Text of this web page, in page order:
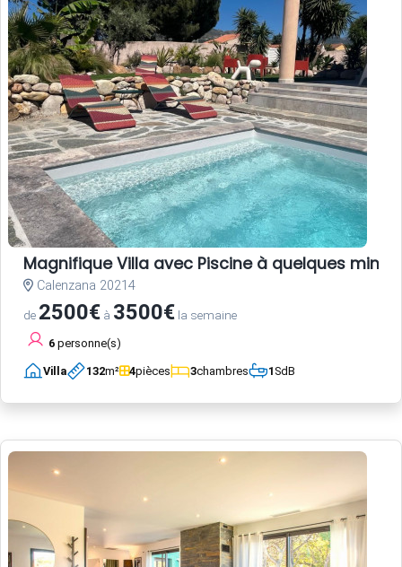
Magnifique Villa avec Piscine à quelques
Calenzana 20214
de 2500€ à 3500€ la semaine
6 personne(s)
Villa 132m² 4pièces 3chambres 1SdB